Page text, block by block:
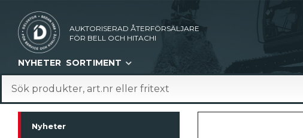
AUKTORISERAD ÅTERFÖRSÄLJARE
FÖR BELL OCH HITACHI
NYHETER SORTIMENT
Nyheter